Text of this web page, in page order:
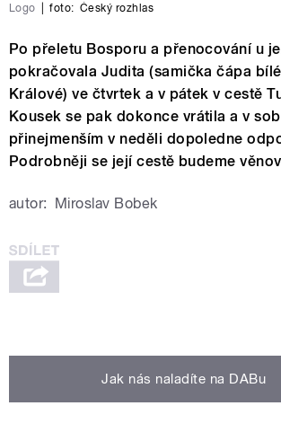
Logo foto: Český rozhlas
Po přeletu Bosporu a přenocování u
pokračovala Judita (samička čápa
Králové) ve čtvrtek a v pátek v cestě
Kousek se pak dokonce vrátila a v
přinejmenším v neděli dopoledne
Podrobněji se její cestě budeme
autor: Miroslav Bobek
Jak nás naladíte na DABu